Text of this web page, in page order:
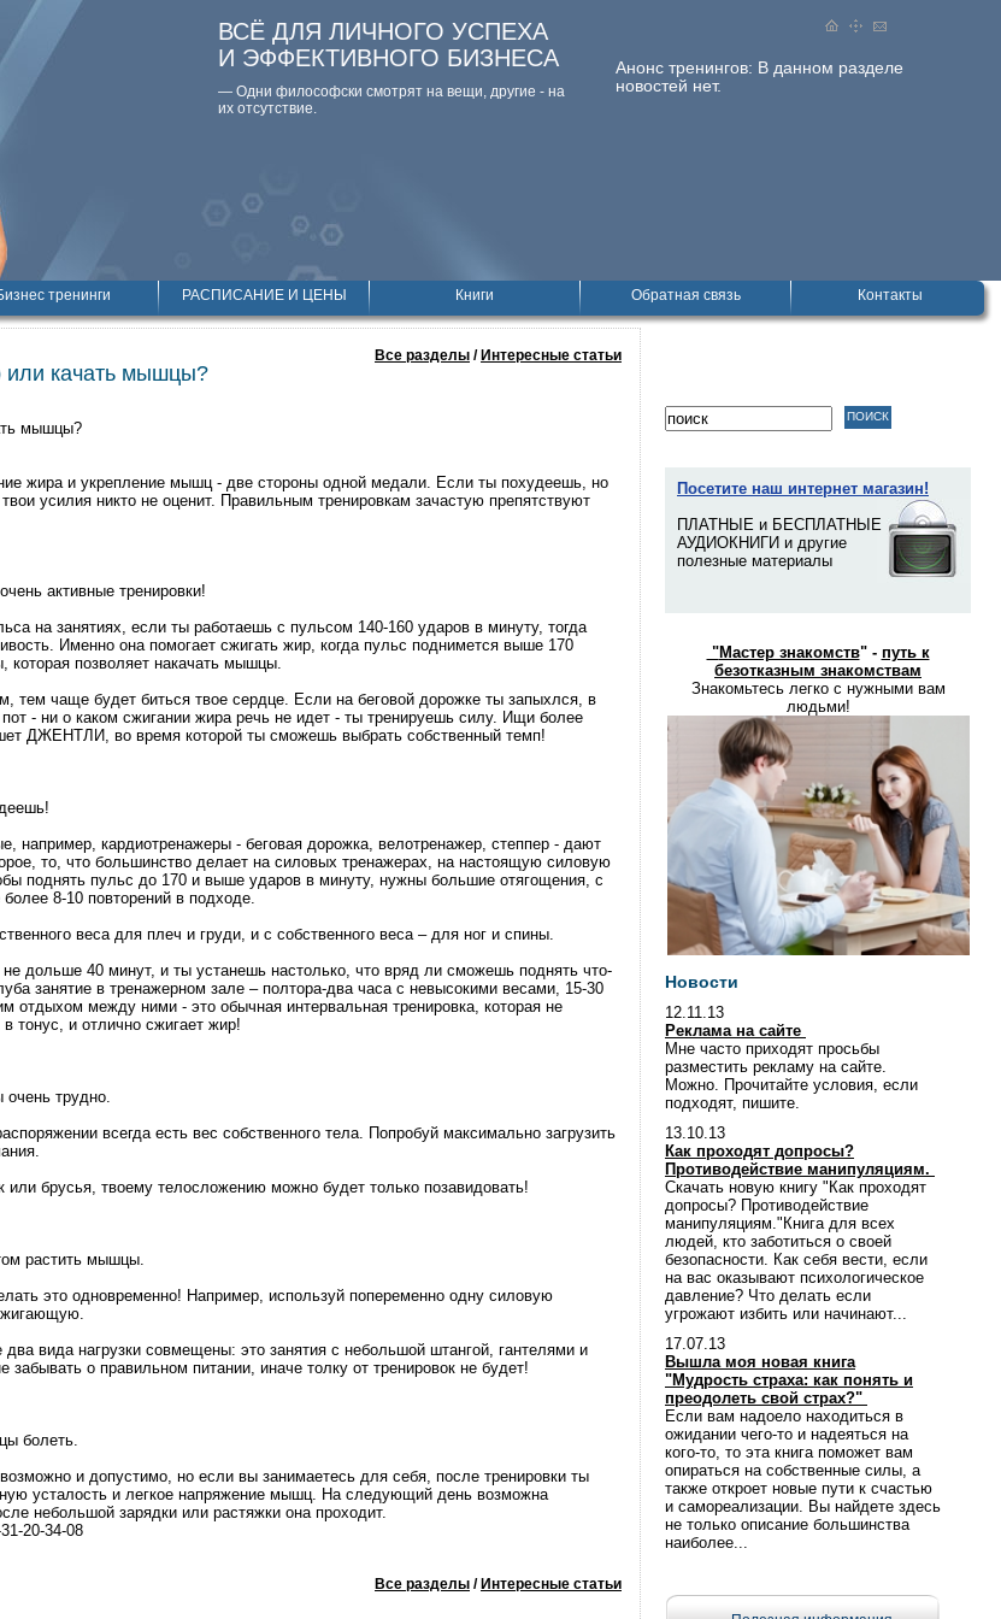
Анонс тренингов: В данном разделе
новостей нет.
ВСЁ ДЛЯ ЛИЧНОГО УСПЕХА
И ЭФФЕКТИВНОГО БИЗНЕСА
— Одни философски смотpят на вещи, дpугие - на
их отсутствие.
тренинги РАСПИСАНИЕ И ЦЕНЫ Книги Обратная связь Контакты
Все разделы / Интересные статьи
или качать мышцы?
мышцы?
жира и укрепление мышц - две стороны одной медали. Если ты похудеешь, но
усилия никто не оценит. Правильным тренировкам зачастую препятствуют
активные тренировки!
на занятиях, если ты работаешь с пульсом 140-160 ударов в минуту, тогда
Именно она помогает сжигать жир, когда пульс поднимется выше 170
которая позволяет накачать мышцы.
тем чаще будет биться твое сердце. Если на беговой дорожке ты запыхлся, в
пот - ни о каком сжигании жира речь не идет - ты тренируешь силу. Ищи более
ДЖЕНТЛИ, во время которой ты сможешь выбрать собственный темп!
например, кардиотренажеры - беговая дорожка, велотренажер, степпер - дают
то, что большинство делает на силовых тренажерах, на настоящую силовую
поднять пульс до 170 и выше ударов в минуту, нужны большие отягощения, с
8-10 повторений в подходе.
веса для плеч и груди, и с собственного веса – для ног и спины.
не дольше 40 минут, и ты устанешь настолько, что вряд ли сможешь поднять что-
занятие в тренажерном зале – полтора-два часа с невысокими весами, 15-30
отдыхом между ними - это обычная интервальная тренировка, которая не
тонус, и отлично сжигает жир!
трудно.
всегда есть вес собственного тела. Попробуй максимально загрузить
или брусья, твоему телосложению можно будет только позавидовать!
растить мышцы.
это одновременно! Например, используй попеременно одну силовую
вида нагрузки совмещены: это занятия с небольшой штангой, гантелями и
забывать о правильном питании, иначе толку от тренировок не будет!
болеть.
и допустимо, но если вы занимаетесь для себя, после тренировки ты
усталость и легкое напряжение мышц. На следующий день возможна
небольшой зарядки или растяжки она проходит.
20-34-08
Все разделы / Интересные статьи
Посетите наш интернет магазин!
ПЛАТНЫЕ и БЕСПЛАТНЫЕ
АУДИОКНИГИ и другие
полезные материалы
"Мастер знакомств" - путь к
безотказным знакомствам
Знакомьтесь легко с нужными вам
людьми!
Новости
12.11.13
Реклама на сайте
Мне часто приходят просьбы
разместить рекламу на сайте.
Можно. Прочитайте условия, если
подходят, пишите.
13.10.13
Как проходят допросы?
Противодействие манипуляциям.
Скачать новую книгу "Как проходят
допросы? Противодействие
манипуляциям."Книга для всех
людей, кто заботиться о своей
безопасности. Как себя вести, если
на вас оказывают психологическое
давление? Что делать если
угрожают избить или начинают...
17.07.13
Вышла моя новая книга
"Мудрость страха: как понять и
преодолеть свой страх?"
Если вам надоело находиться в
ожидании чего-то и надеяться на
кого-то, то эта книга поможет вам
опираться на собственные силы, а
также откроет новые пути к счастью
и самореализации. Вы найдете здесь
не только описание большинства
наиболее...